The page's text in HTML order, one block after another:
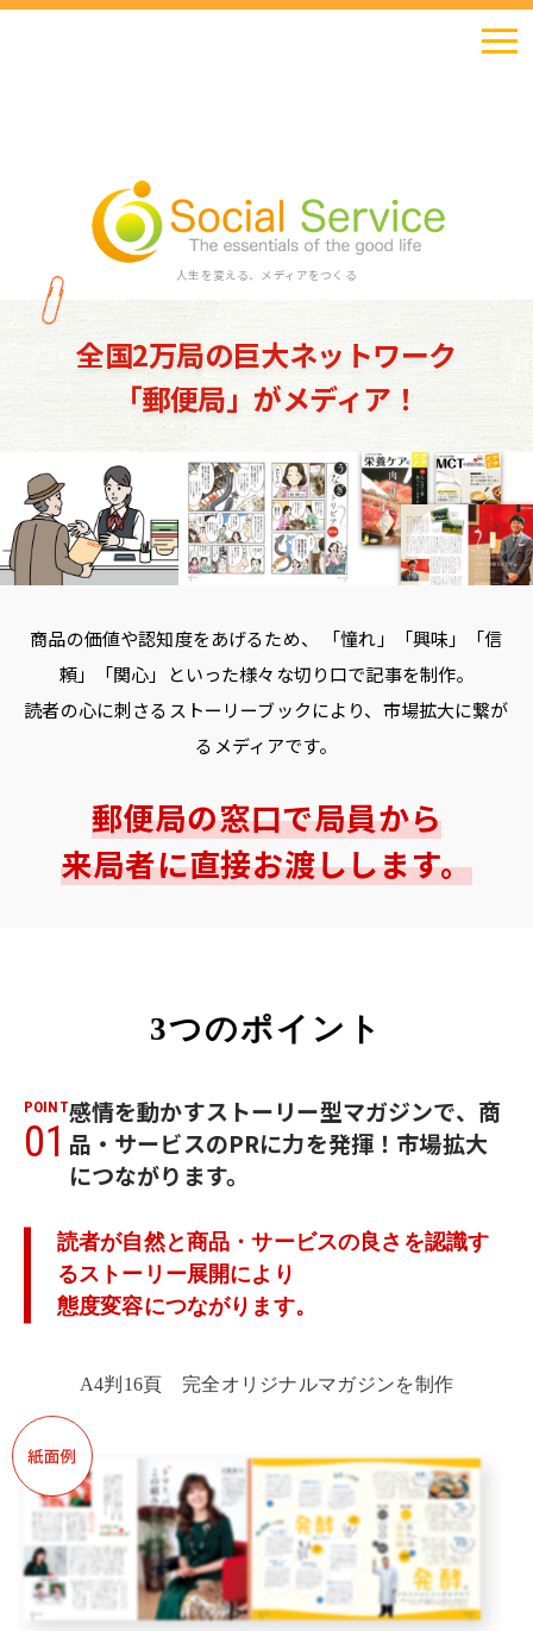
人生を変える、メディアをつくる
全国2万局の巨大ネットワーク
「郵便局」がメディア！
商品の価値や認知度をあげるため、
「憧れ」「興味」「信
頼」「関心」といった様々な切り口で記事を制作。
読者の心に刺さるストーリーブックにより、市場拡大に繋が
るメディアです。
郵便局の窓口で局員から
来局者に直接お渡しします。
3つのポイント
POINT
01
感情を動かすストーリー型マガジンで、 商
品・サービスのPRに力を発揮！市場拡大
につながります。
読者が自然と商品・サービスの良さを認識す
るストーリー展開により
態度変容につながります。
A4判16頁 完全オリジナルマガジンを制作